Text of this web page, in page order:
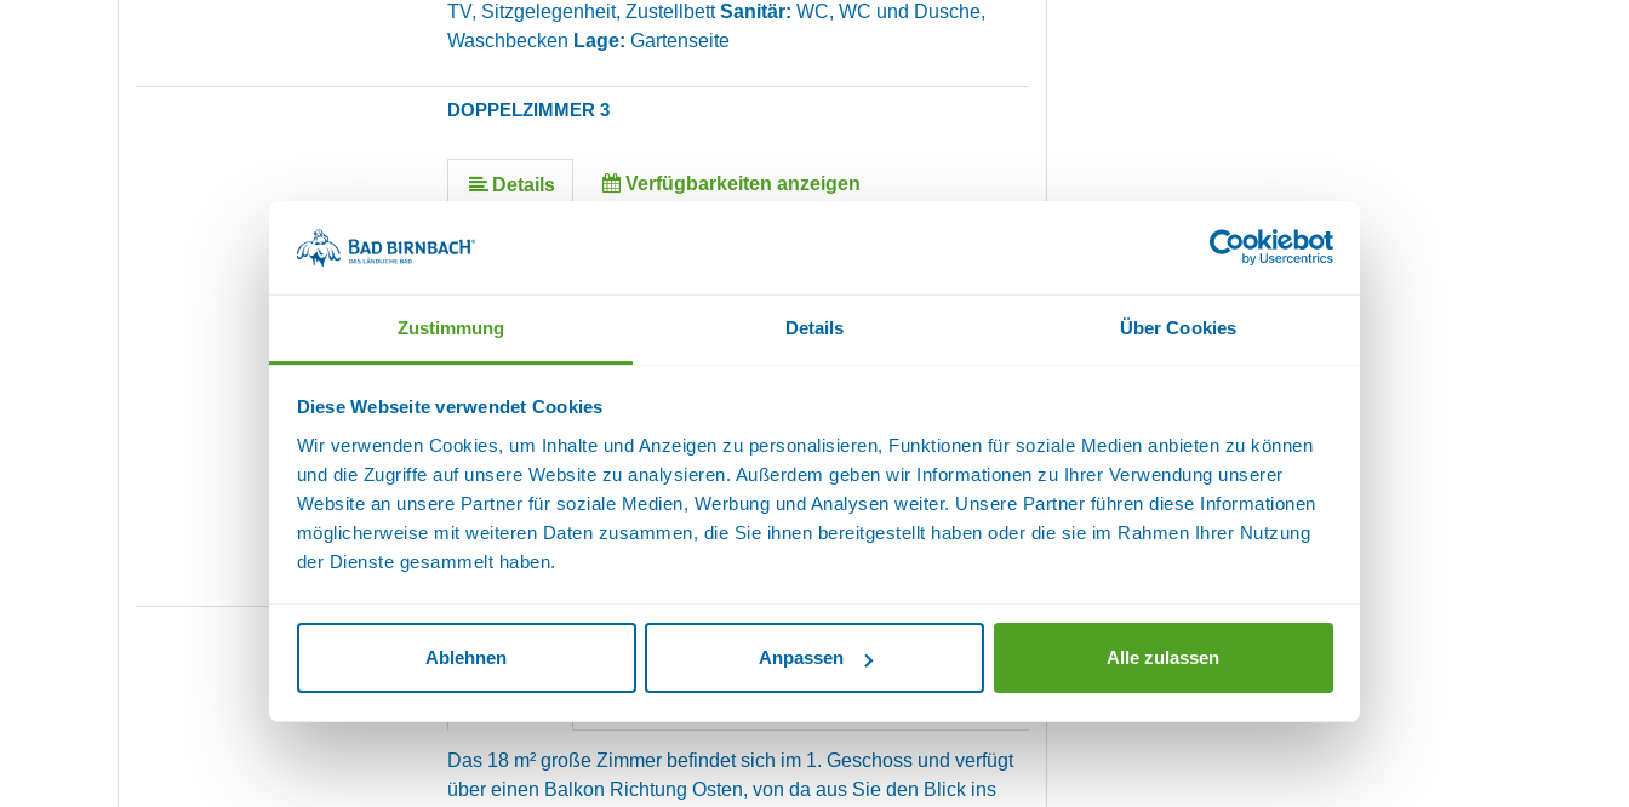
Zustimmung Details Über Cookies
Diese Webseite verwendet Cookies
Wir verwenden Cookies, um Inhalte und Anzeigen zu personalisieren, Funktionen für soziale Medien anbieten zu können
und die Zugriffe auf unsere Website zu analysieren. Außerdem geben wir Informationen zu Ihrer Verwendung unserer
Website an unsere Partner für soziale Medien, Werbung und Analysen weiter. Unsere Partner führen diese Informationen
möglicherweise mit weiteren Daten zusammen, die Sie ihnen bereitgestellt haben oder die sie im Rahmen Ihrer Nutzung
der Dienste gesammelt haben.
Ablehnen Anpassen Alle zulassen
TV, Sitzgelegenheit, ZustellbettSanitär:WC, WC und Dusche,
Waschbecken Lage:Gartenseite
DOPPELZIMMER 3
Details Verfügbarkeiten anzeigen
Das 26 m² große Zimmer befindet sich im 1. Geschoss und verfügt
An- und Abreise täglich, bei kürzerer Aufenthaltsdauer bitte
Ausstattung:1 Schlafraum, Balkon, Bettwäsche vorhanden,
Doppelbett, Fenster können geöffnet werden, Fernseher, Getrennte
Matratzen, Handtücher vorhanden, Kombinierter Wohn- und
Schlafbereich., Kühlschrank, Nichtraucherzimmer, Radio, Satelliten
TV, Sitzgelegenheit, ZustellbettSanitär:WC, WC und Dusche,
Waschbecken
DOPPELZIMMER 4
Das 18 m² große Zimmer befindet sich im 1. Geschoss und verfügt
über einen Balkon Richtung Osten, von da aus Sie den Blick ins